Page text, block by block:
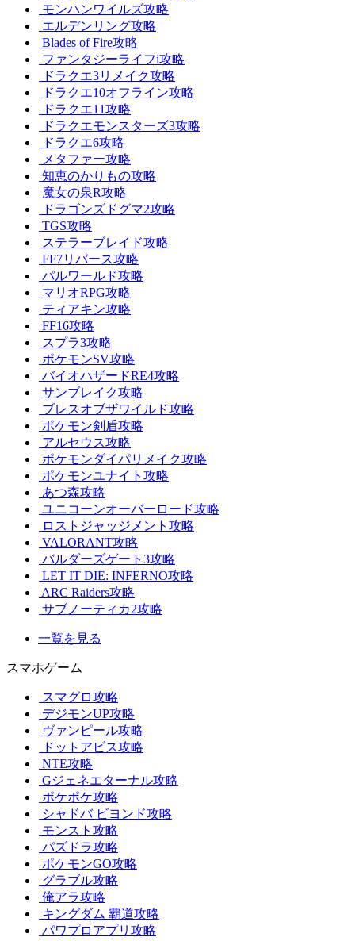
モンハンワイルズ攻略
エルデンリング攻略
Blades of Fire攻略
ファンタジーライフi攻略
ドラクエ3リメイク攻略
ドラクエ10オフライン攻略
ドラクエ11攻略
ドラクエモンスターズ3攻略
ドラクエ6攻略
メタファー攻略
知恵のかりもの攻略
魔女の泉R攻略
ドラゴンズドグマ2攻略
TGS攻略
ステラーブレイド攻略
FF7リバース攻略
パルワールド攻略
マリオRPG攻略
ティアキン攻略
FF16攻略
スプラ3攻略
ポケモンSV攻略
バイオハザードRE4攻略
サンブレイク攻略
ブレスオブザワイルド攻略
ポケモン剣盾攻略
アルセウス攻略
ポケモンダイパリメイク攻略
ポケモンユナイト攻略
あつ森攻略
ユニコーンオーバーロード攻略
ロストジャッジメント攻略
VALORANT攻略
バルダーズゲート3攻略
LET IT DIE: INFERNO攻略
ARC Raiders攻略
サブノーティカ2攻略
一覧を見る
スマホゲーム
スマグロ攻略
デジモンUP攻略
ヴァンピール攻略
ドットアビス攻略
NTE攻略
Gジェネエターナル攻略
ポケポケ攻略
シャドバ ビヨンド攻略
モンスト攻略
パズドラ攻略
ポケモンGO攻略
グラブル攻略
俺アラ攻略
キングダム 覇道攻略
パワプロアプリ攻略